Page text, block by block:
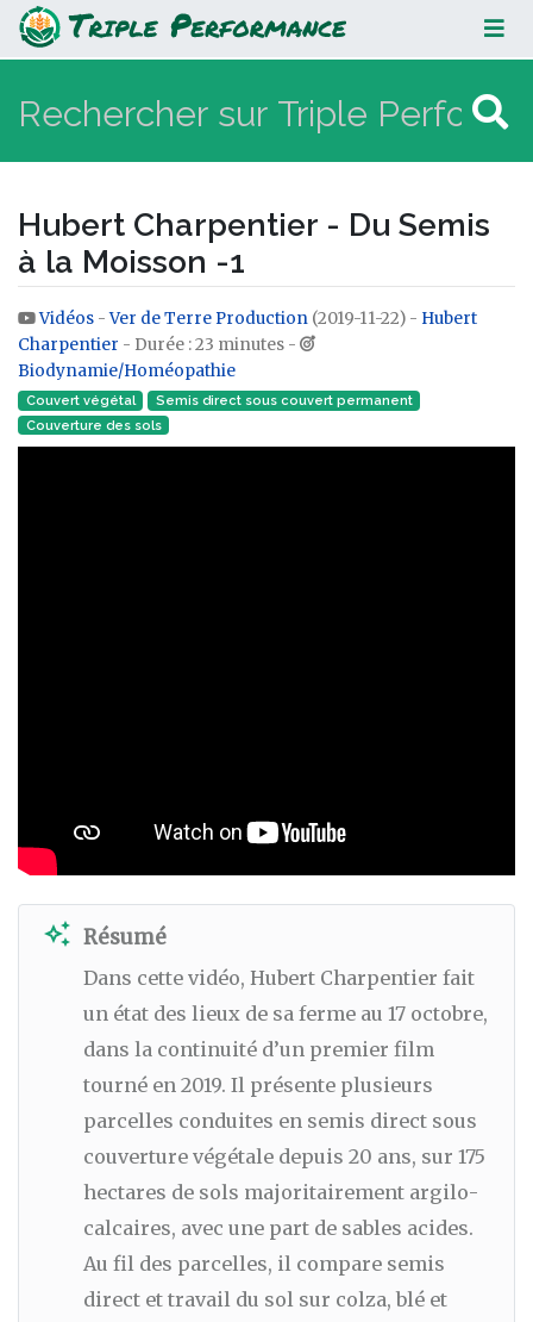
Hubert Charpentier - Du Semis à la
Moisson -1
Hubert Charpentier - Du Semis
à la Moisson -1
Aller à :navigation,rechercher
Vidéos -Ver de Terre Production (2019-11-22) - Hubert
Charpentier - Durée : 23 minutes -
Biodynamie/Homéopathie
Couvert végétal
Semis direct sous couvert permanent
Couverture des sols
auto_awesome Résumé
Dans cette vidéo, Hubert Charpentier fait
un état des lieux de sa ferme au 17 octobre,
dans la continuité d’un premier film
tourné en 2019. Il présente plusieurs
parcelles conduites en semis direct sous
couverture végétale depuis 20 ans, sur 175
hectares de sols majoritairement argilo-
calcaires, avec une part de sables acides.
Au fil des parcelles, il compare semis
direct et travail du sol sur colza, blé et